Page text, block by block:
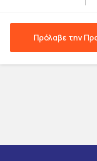
Πρόλαβε την